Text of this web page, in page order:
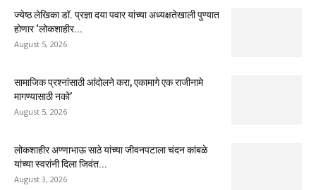
ज्येष्ठ लेखिका डॉ. प्रज्ञा दया पवार यांच्या अध्यक्षतेखाली पुण्यात
होणार ‘लोकशाहीर...
August 5, 2026
सामाजिक प्रश्नांसाठी आंदोलने करा, एकामागे एक राजीनामे
मागण्यासाठी नको’
August 5, 2026
लोकशाहीर अण्णाभाऊ साठे यांच्या जीवनपटाला चंदन कांबळे
यांच्या स्वरांनी दिला जिवंत...
August 3, 2026